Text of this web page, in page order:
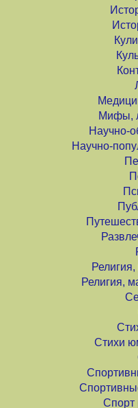
Мифы,
Научно-
Научно-
Религия,
Стихи
Спорт